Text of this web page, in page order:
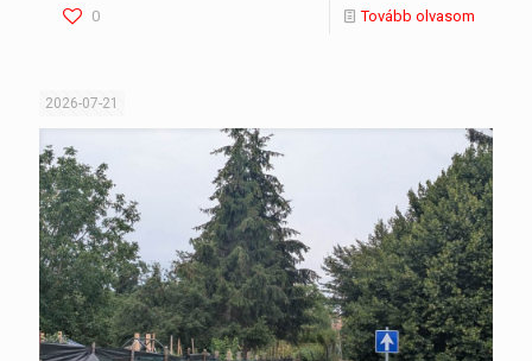
0 Tovább olvasom
2026-07-21